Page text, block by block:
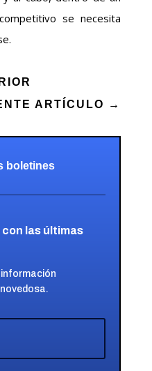
se necesita
ARTÍCULO
→
boletines
las últimas